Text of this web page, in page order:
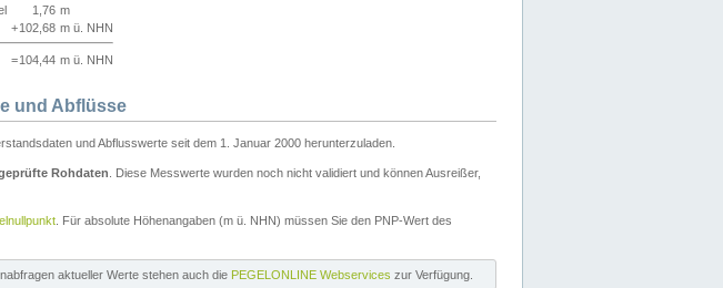
1,76 m
+102,68 m ü. NHN
=104,44 m ü. NHN
und Abflüsse
und Abflusswerte seit dem 1. Januar 2000 herunterzuladen.
Rohdaten . Diese Messwerte wurden noch nicht validiert und können Ausreißer,
. Für absolute Höhenangaben (m ü. NHN) müssen Sie den PNP-Wert des
aktueller Werte stehen auch die PEGELONLINE Webservices zur Verfügung.